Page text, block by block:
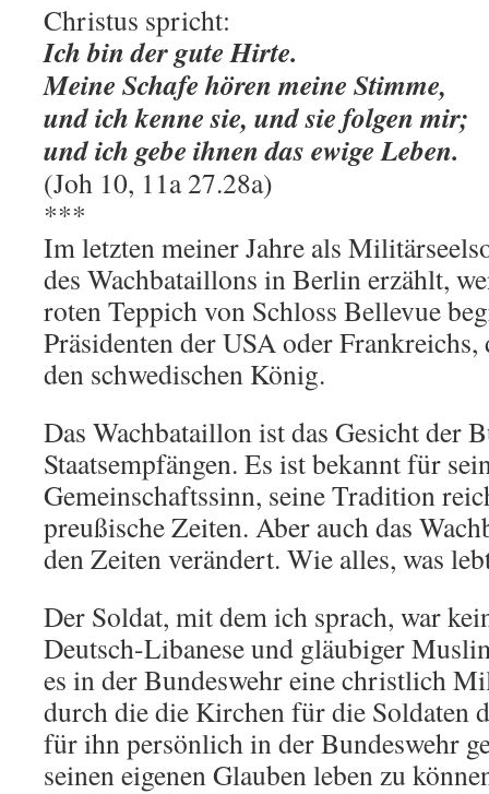
Christus spricht:
Ich bin der gute Hirte.
Meine Schafe hören meine Stimme,
und ich kenne sie, und sie folgen mir;
und ich gebe ihnen das ewige Leben.
(Joh 10, 11a 27.28a)
***
Im letzten meiner Jahre als
des Wachbataillons in Berlin erzählt,
roten Teppich von Schloss Bellevue
Präsidenten der USA oder Frankreichs,
den schwedischen König.
Das Wachbataillon ist das Gesicht der
Staatsempfängen. Es ist bekannt für
Gemeinschaftssinn, seine Tradition
preußische Zeiten. Aber auch das
den Zeiten verändert. Wie alles, was
Der Soldat, mit dem ich sprach, war
Deutsch-Libanese und gläubiger
es in der Bundeswehr eine christlich
durch die die Kirchen für die Soldaten
für ihn persönlich in der Bundeswehr
seinen eigenen Glauben leben zu